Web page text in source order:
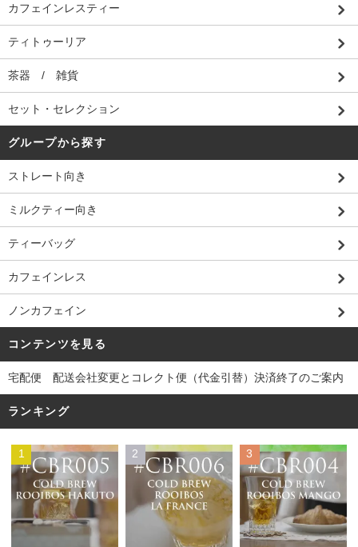
カフェインレスティー
ティトゥーリア
茶器 / 雑貨
セット・セレクション
グループから探す
ストレート向き
ミルクティー向き
ティーバッグ
カフェインレス
ノンカフェイン
コンテンツを見る
宅配便 配送会社変更とコレクト便（代金引替）決済終了のご案内
ランキング
1 2 3